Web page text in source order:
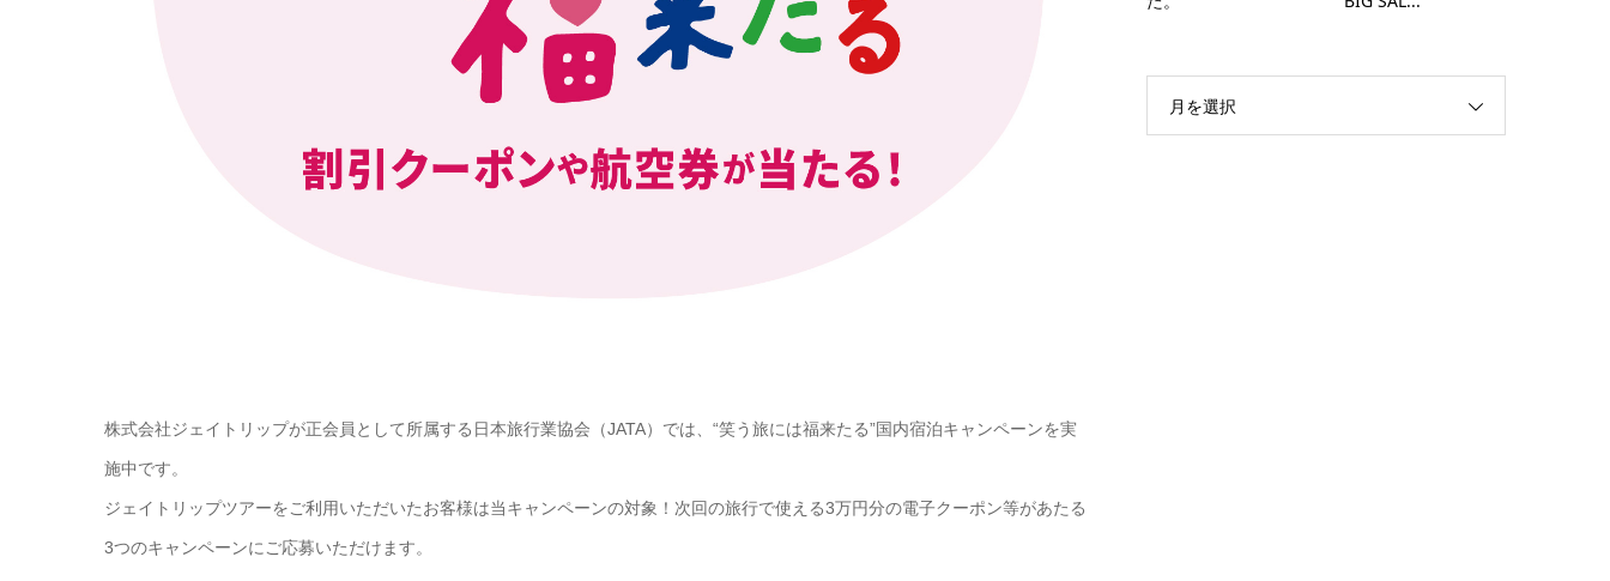
株式会社ジェイトリップが正会員として所属する日本旅行業協会（JATA）では、“笑う旅には福来たる”国内宿泊キャンペーンを実
施中です。
ジェイトリップツアーをご利用いただいたお客様は当キャンペーンの対象！次回の旅行で使える3万円分の電子クーポン等があたる
3つのキャンペーンにご応募いただけます。
月を選択